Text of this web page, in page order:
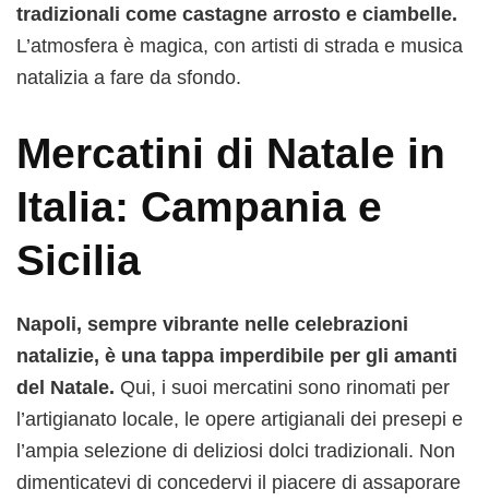
tradizionali come castagne arrosto e ciambelle.
L’atmosfera è magica, con artisti di strada e musica
natalizia a fare da sfondo.
Mercatini di Natale in
Italia: Campania e
Sicilia
Napoli, sempre vibrante nelle celebrazioni
natalizie, è una tappa imperdibile per gli amanti
del Natale. Qui, i suoi mercatini sono rinomati per
l’artigianato locale, le opere artigianali dei presepi e
l’ampia selezione di deliziosi dolci tradizionali. Non
dimenticatevi di concedervi il piacere di assaporare